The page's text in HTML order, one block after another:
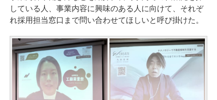
している人、事業内容に興味のある人に向けて、それぞ
れ採用担当窓口まで問い合わせてほしいと呼び掛けた。